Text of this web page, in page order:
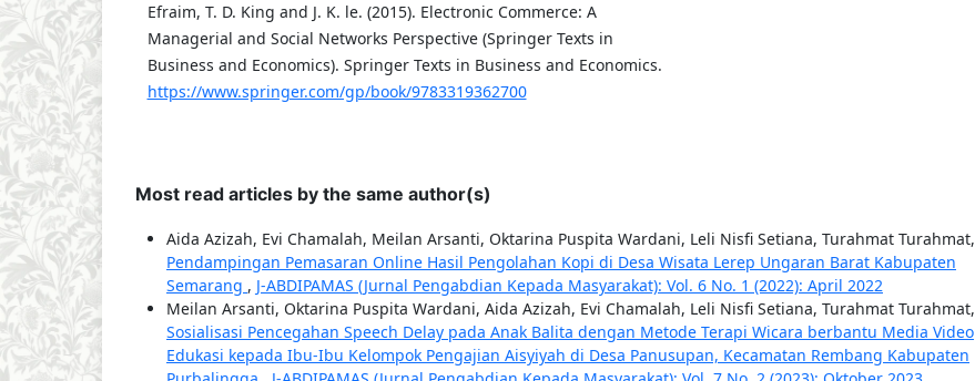
Efraim, T. D. King and J. K. le. (2015). Electronic Commerce: A
Managerial and Social Networks Perspective (Springer Texts in
Business and Economics). Springer Texts in Business and Economics.
https://www.springer.com/gp/book/9783319362700
Most read articles by the same author(s)
Aida Azizah, Evi Chamalah, Meilan Arsanti, Oktarina Puspita Wardani, Leli Nisfi Setiana, Turahmat Turahmat,
Pendampingan Pemasaran Online Hasil Pengolahan Kopi di Desa Wisata Lerep Ungaran Barat Kabupaten
Semarang , J-ABDIPAMAS (Jurnal Pengabdian Kepada Masyarakat): Vol. 6 No. 1 (2022): April 2022
Meilan Arsanti, Oktarina Puspita Wardani, Aida Azizah, Evi Chamalah, Leli Nisfi Setiana, Turahmat Turahmat,
Sosialisasi Pencegahan Speech Delay pada Anak Balita dengan Metode Terapi Wicara berbantu Media Video
Edukasi kepada Ibu-Ibu Kelompok Pengajian Aisyiyah di Desa Panusupan, Kecamatan Rembang Kabupaten